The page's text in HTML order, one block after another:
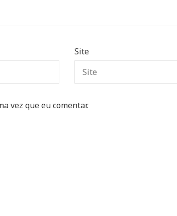
Site
vez que eu comentar.